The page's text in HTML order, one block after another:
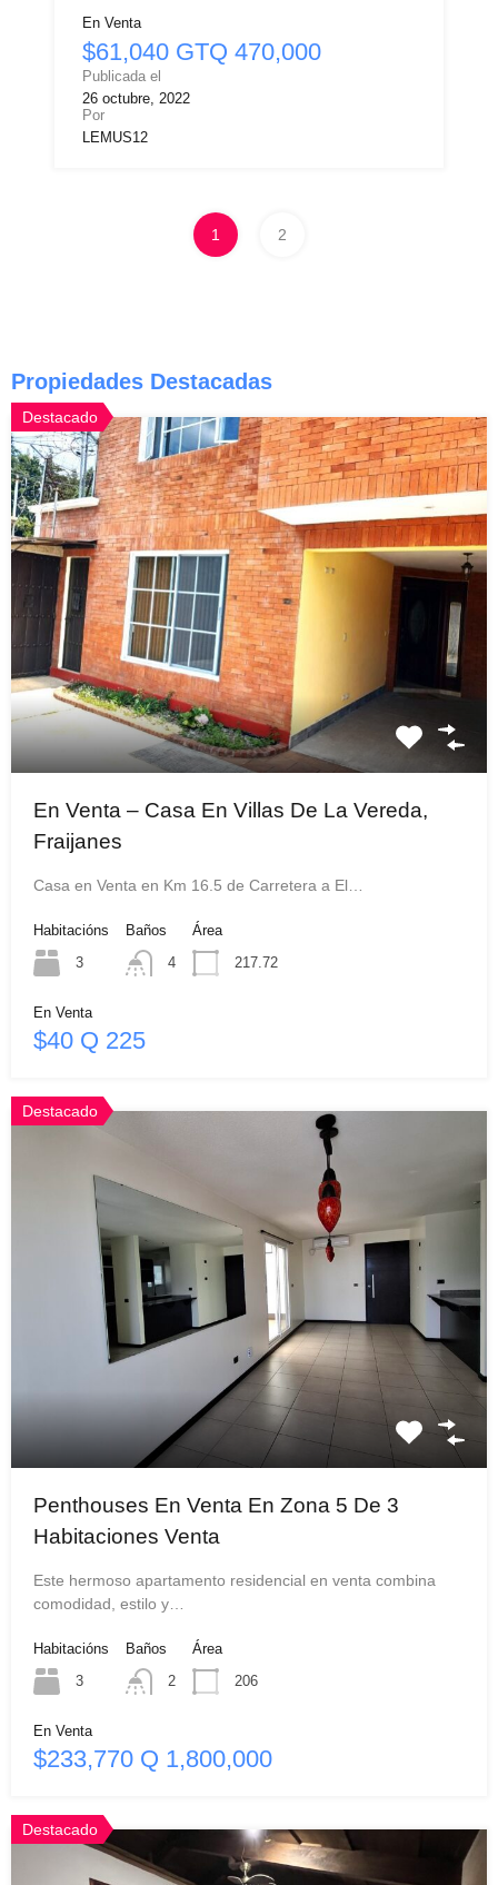
En Venta
$61,040 GTQ 470,000
Publicada el
26 octubre, 2022
Por
LEMUS12
1 2
Propiedades Destacadas
Destacado
En Venta – Casa En Villas De La Vereda,
Fraijanes
Casa en Venta en Km 16.5 de Carretera a El…
Habitacións
3
Baños
4
Área
217.72
En Venta
$40 Q 225
Destacado
Penthouses En Venta En Zona 5 De 3
Habitaciones Venta
Este hermoso apartamento residencial en venta combina
comodidad, estilo y…
Habitacións
3
Baños
2
Área
206
En Venta
$233,770 Q 1,800,000
Destacado